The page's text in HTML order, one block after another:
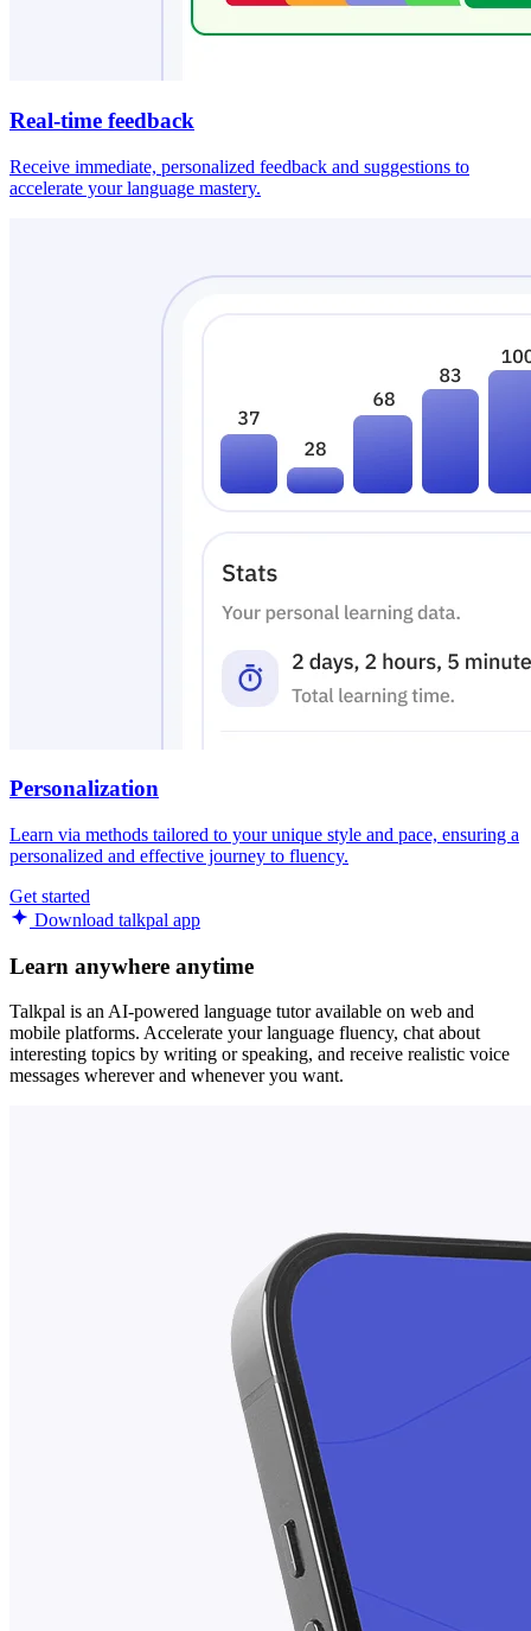
Real-time feedback
Receive immediate, personalized feedback and suggestions to
accelerate your language mastery.
Personalization
Learn via methods tailored to your unique style and pace, ensuring a
personalized and effective journey to fluency.
Get started
Download talkpal app
Learn anywhere anytime
Talkpal is an AI-powered language tutor available on web and
mobile platforms. Accelerate your language fluency, chat about
interesting topics by writing or speaking, and receive realistic voice
messages wherever and whenever you want.